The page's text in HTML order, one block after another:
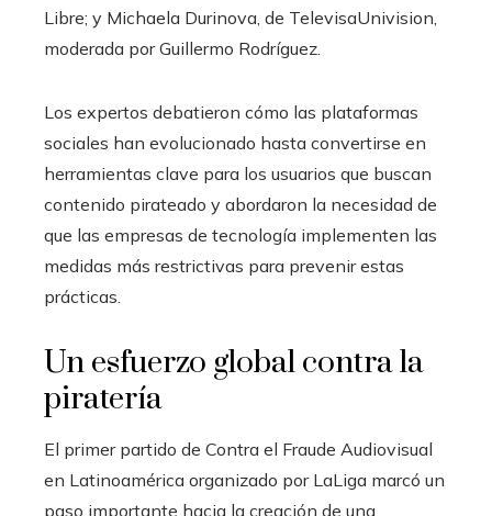
Libre; y Michaela Durinova, de TelevisaUnivision,
moderada por Guillermo Rodríguez.
Los expertos debatieron cómo las plataformas
sociales han evolucionado hasta convertirse en
herramientas clave para los usuarios que buscan
contenido pirateado y abordaron la necesidad de
que las empresas de tecnología implementen las
medidas más restrictivas para prevenir estas
prácticas.
Un esfuerzo global contra la
piratería
El primer partido de Contra el Fraude Audiovisual
en Latinoamérica organizado por LaLiga marcó un
paso importante hacia la creación de una